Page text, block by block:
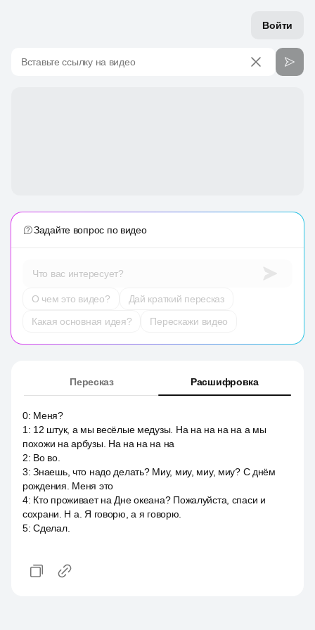
Войти
Вставьте ссылку на видео
Задайте вопрос по видео
Что вас интересует?
О чем это видео?
Дай краткий пересказ
Какая основная идея?
Перескажи видео
Пересказ Расшифровка
0: Меня?
1 : 12 штук, а мы весёлые медузы. На на на на на а мы
похожи на арбузы. На на на на на
2: Во во.
3:Знаешь, что надо делать? Миу, миу, миу, миу? С днём
рождения. Меня это
4: Кто проживает на Дне океана? Пожалуйста, спаси и
сохрани. Н а. Я говорю, а я говорю.
5:Сделал.